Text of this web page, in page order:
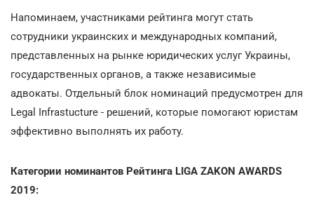
Напоминаем, участниками рейтинга могут стать
сотрудники украинских и международных компаний,
представленных на рынке юридических услуг Украины,
государственных органов, а также независимые
адвокаты. Отдельный блок номинаций предусмотрен для
Legal Infrastucture - решений, которые помогают юристам
эффективно выполнять их работу.
Категории номинантов Рейтинга LIGA ZAKON AWARDS
2019: